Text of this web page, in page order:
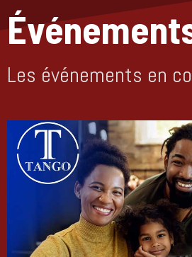
Les événements en